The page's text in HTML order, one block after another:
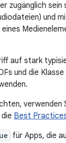
zugänglich sein
und
auf stark
und die Klasse
Best
für Apps, die